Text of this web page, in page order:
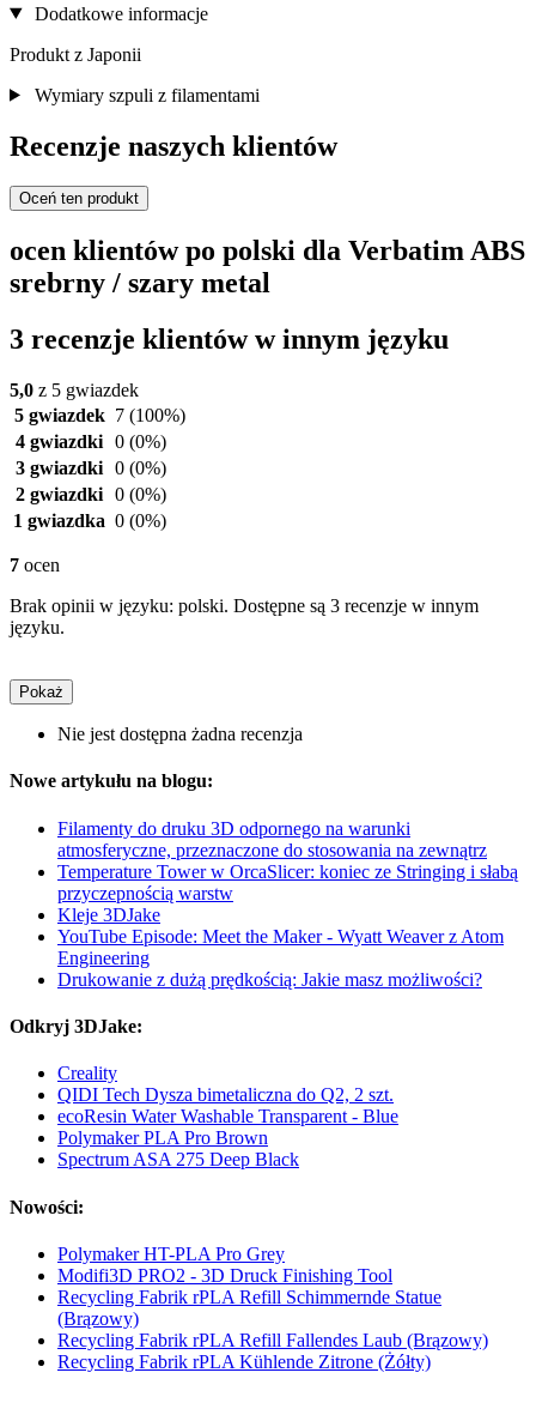
Dodatkowe informacje
Produkt z Japonii
Wymiary szpuli z filamentami
Recenzje naszych klientów
Oceń ten produkt
ocen klientów po polski dla Verbatim ABS
srebrny / szary metal
3 recenzje klientów w innym języku
5,0 z 5 gwiazdek
5 gwiazdek 7 (100%)
4 gwiazdki 0 (0%)
3 gwiazdki 0 (0%)
2 gwiazdki 0 (0%)
1 gwiazdka 0 (0%)
7 ocen
Brak opinii w języku: polski. Dostępne są 3 recenzje w innym
języku.
Pokaż
Nie jest dostępna żadna recenzja
Nowe artykułu na blogu:
Filamenty do druku 3D odpornego na warunki
atmosferyczne, przeznaczone do stosowania na zewnątrz
Temperature Tower w OrcaSlicer: koniec ze Stringing i słabą
przyczepnością warstw
Kleje 3DJake
YouTube Episode: Meet the Maker - Wyatt Weaver z Atom
Engineering
Drukowanie z dużą prędkością: Jakie masz możliwości?
Odkryj 3DJake:
Creality
QIDI Tech Dysza bimetaliczna do Q2, 2 szt.
ecoResin Water Washable Transparent - Blue
Polymaker PLA Pro Brown
Spectrum ASA 275 Deep Black
Nowości:
Polymaker HT-PLA Pro Grey
Modifi3D PRO2 - 3D Druck Finishing Tool
Recycling Fabrik rPLA Refill Schimmernde Statue
(Brązowy)
Recycling Fabrik rPLA Refill Fallendes Laub (Brązowy)
Recycling Fabrik rPLA Kühlende Zitrone (Żółty)